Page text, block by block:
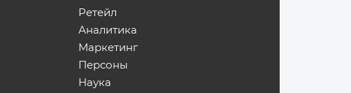
Ретейл
Аналитика
Маркетинг
Персоны
Наука